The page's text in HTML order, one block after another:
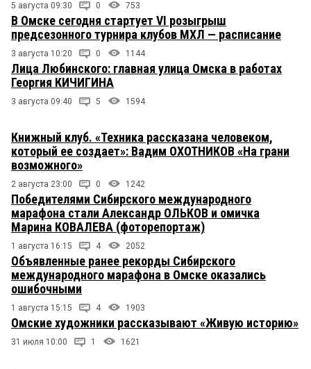
5 августа 09:30 0 753
В Омске сегодня стартует VI розыгрыш
предсезонного турнира клубов МХЛ — расписание
3 августа 10:20 0 1144
Лица Любинского: главная улица Омска в работах
Георгия КИЧИГИНА
3 августа 09:40 5 1594
Книжный клуб. «Техника рассказана человеком,
который ее создает»: Вадим ОХОТНИКОВ «На грани
возможного»
2 августа 23:00 0 1242
Победителями Сибирского международного
марафона стали Александр ОЛЬКОВ и омичка
Марина КОВАЛЕВА (фоторепортаж)
1 августа 16:15 4 2052
Объявленные ранее рекорды Сибирского
международного марафона в Омске оказались
ошибочными
1 августа 15:15 4 1903
Омские художники рассказывают «Живую историю»
31 июля 10:00 1 1621